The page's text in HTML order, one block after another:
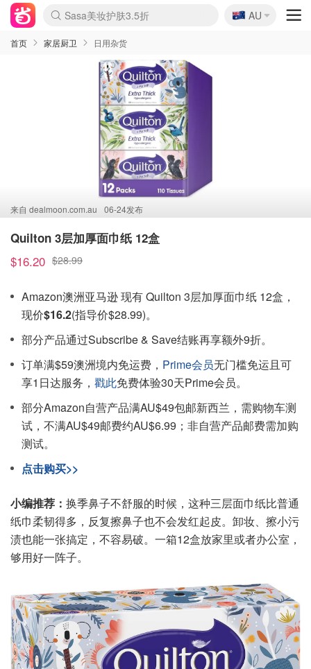
lululemon折扣上新
Sasa美妆护肤3.5折
SSENSE年中2.5折
FreshBeauty好价汇总
Cettire降价+叠9折
WWS Coles超市实拍
viagogo二手票捡漏
Myer超级周末
The Outnet奢牌1折起
David Jones 3折起
Flannels大牌1折
Perfumes Club护肤1折
AMIRO面罩$251
Amazon折扣汇总
eToro入金$200送$50
Amazon数码好物
ICONIC本周7.5折
ThedoubleF高奢地板价
Moose Knuckles 6折
丝芙兰5折起
EUFY摄像头$98
Selenichast首饰2折
Trip机票酒店促销
YSL送5件彩妆礼
Amazon家居好物
Amazon美妆护肤
雅漾大喷$8
过敏原检测盒$33
伊索独家赠50ml沐浴露
科颜氏高保湿面霜$29
SEALIFE海洋馆门票6折
丝塔芙大白罐$16
订阅Newsletter送香薰
Cult Beauty 6.8折
Harrods圣诞日历$525
LN-CC奢牌私促3折
d'Alba空姐喷雾$16
EVE LOM套装£56
Bernardelli独家4折
Adore Beauty 6折起
CT圣诞日历
Mytheresa奢品2.7折
Luxury Escapes 9折
Currentbody美容仪$881
MOON Garden Live
Roborock扫地机$649
Tingo Life水杯$24
Valentino官网5折
CR洗护套装$23
修丽可4件套$159
Myer彩妆2件7折
GANNI官网4.5折
Stylevana韩妆4折
Tessabit高奢8.5折
OGX洗发水$11
Amazon阿德莱德次日达
卡诗8.5折+赠礼
Philips Hue灯具8折
🇦🇺
AU
首页 家居厨卫 日用杂货
来自 dealmoon.com.au 06-24发布
Quilton 3层加厚面巾纸 12盒
$16.20 $28.99
Amazon澳洲亚马逊 现有 Quilton 3层加厚面巾纸 12盒，
现价$16.2(指导价$28.99)。
部分产品通过Subscribe & Save结账再享额外9折。
订单满$59澳洲境内免运费， Prime会员无门槛免运且可
享1日达服务， 戳此免费体验30天Prime会员。
部分Amazon自营产品满AU$49包邮新西兰，需购物车测
试，不满AU$49邮费约AU$6.99；非自营产品邮费需加购
测试。
点击购买>>
小编推荐： 换季鼻子不舒服的时候，这种三层面巾纸比普通
纸巾柔韧得多，反复擦鼻子也不会发红起皮。卸妆、擦小污
渍也能一张搞定，不容易破。一箱12盒放家里或者办公室，
够用好一阵子。